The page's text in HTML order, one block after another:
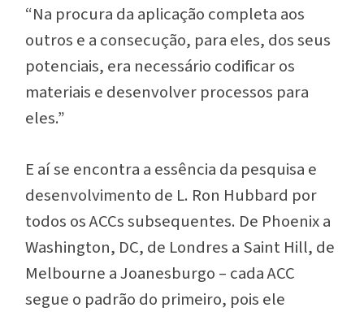
“Na procura da aplicação completa aos
outros e a consecução, para eles, dos seus
potenciais, era necessário codificar os
materiais e desenvolver processos para
eles.”
E aí se encontra a essência da pesquisa e
desenvolvimento de L. Ron Hubbard por
todos os ACCs subsequentes. De Phoenix a
Washington, DC, de Londres a Saint Hill, de
Melbourne a Joanesburgo – cada ACC
segue o padrão do primeiro, pois ele